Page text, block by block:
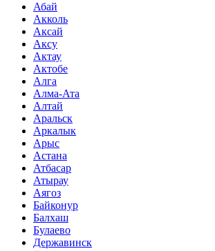
Абай
Акколь
Аксай
Аксу
Актау
Актобе
Алга
Алма-Ата
Алтай
Аральск
Аркалык
Арыс
Астана
Атбасар
Атырау
Аягоз
Байконур
Балхаш
Булаево
Державинск